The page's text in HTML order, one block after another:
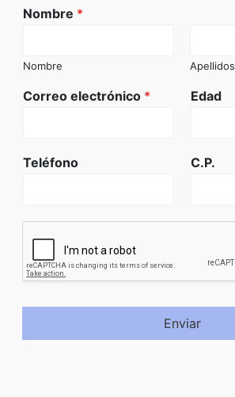
Nombre *
Nombre Apellidos
Correo electrónico * Edad
Teléfono C.P.
Enviar